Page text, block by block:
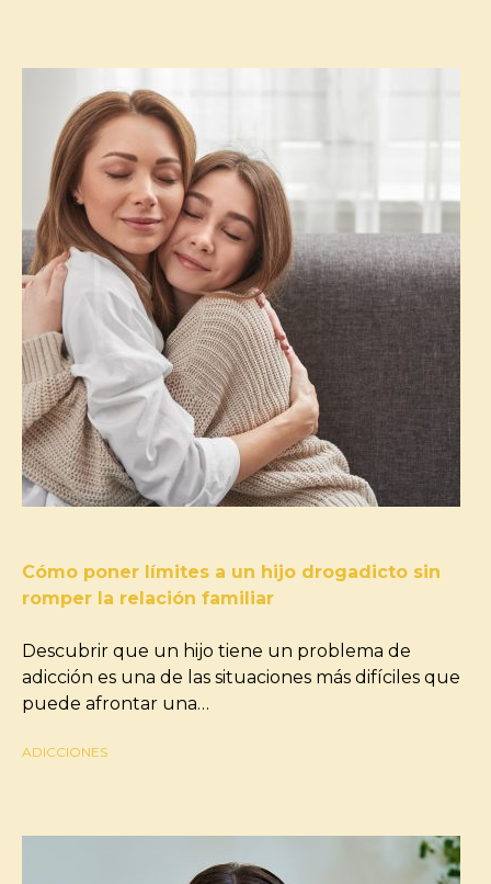
Cómo poner límites a un hijo drogadicto sin
romper la relación familiar
Descubrir que un hijo tiene un problema de
adicción es una de las situaciones más difíciles que
puede afrontar una…
ADICCIONES